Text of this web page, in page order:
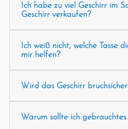
Ich habe zu viel Geschirr im
Geschirr verkaufen?
Ich weiß nicht, welche Tasse
mir helfen?
Wird das Geschirr
Warum sollte ich gebrauchtes